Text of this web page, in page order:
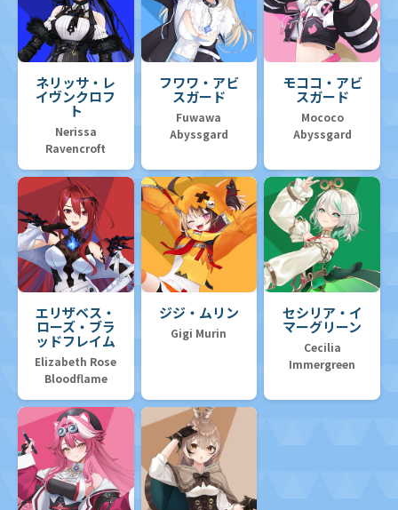
ネリッサ・レ
イヴンクロフ
ト
Nerissa
Ravencroft
フワワ・アビ
スガード
Fuwawa
Abyssgard
モココ・アビ
スガード
Mococo
Abyssgard
エリザベス・
ローズ・ブラ
ッドフレイム
Elizabeth Rose
Bloodflame
ジジ・ムリン
Gigi Murin
セシリア・イ
マーグリーン
Cecilia
Immergreen